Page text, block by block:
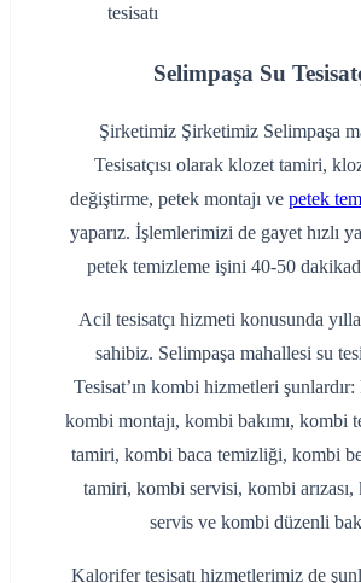
tesisatı
Selimpaşa Su
Şirketimiz Şirketimiz Selimpaşa
Tesisatçısı olarak klozet tamiri,
değiştirme, petek montajı ve petek
yaparız. İşlemlerimizi de gayet hızlı
petek temizleme işini 40-50
Acil tesisatçı hizmeti konusunda
sahibiz. Selimpaşa mahallesi su
Tesisat’ın kombi hizmetleri şunlardır:
kombi montajı, kombi bakımı, kombi
tamiri, kombi baca temizliği, kombi
tamiri, kombi servisi, kombi
servis ve kombi düzenli
Kalorifer tesisatı hizmetlerimiz de